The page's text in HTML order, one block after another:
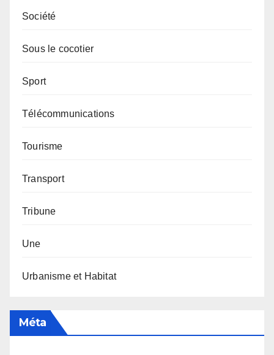
Société
Sous le cocotier
Sport
Télécommunications
Tourisme
Transport
Tribune
Une
Urbanisme et Habitat
Méta